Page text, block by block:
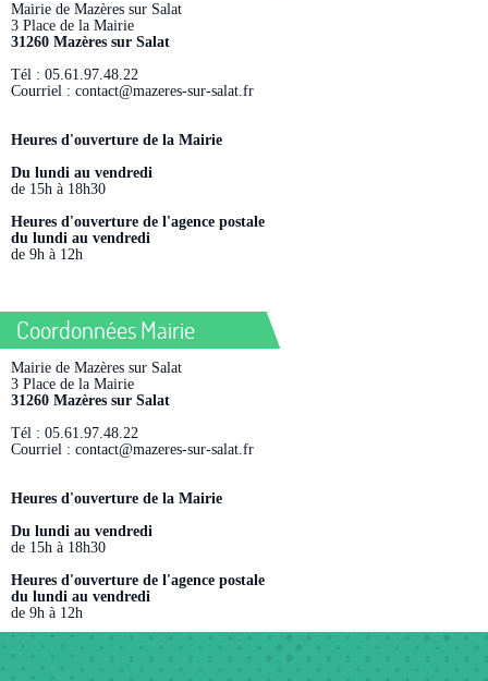
Mairie de Mazères sur Salat
3 Place de la Mairie
31260 Mazères sur Salat
Tél : 05.61.97.48.22
Courriel : contact@mazeres-sur-salat.fr
Heures d'ouverture de la Mairie
Du lundi au vendredi
de 15h à 18h30
Heures d'ouverture de l'agence postale
du lundi au vendredi
de 9h à 12h
Coordonnées Mairie
Mairie de Mazères sur Salat
3 Place de la Mairie
31260 Mazères sur Salat
Tél : 05.61.97.48.22
Courriel : contact@mazeres-sur-salat.fr
Heures d'ouverture de la Mairie
Du lundi au vendredi
de 15h à 18h30
Heures d'ouverture de l'agence postale
du lundi au vendredi
de 9h à 12h